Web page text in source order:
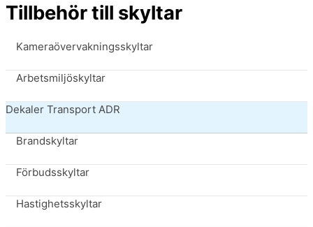
Tillbehör till skyltar
Kameraövervakningsskyltar
Arbetsmiljöskyltar
Dekaler Transport ADR
Brandskyltar
Förbudsskyltar
Hastighetsskyltar